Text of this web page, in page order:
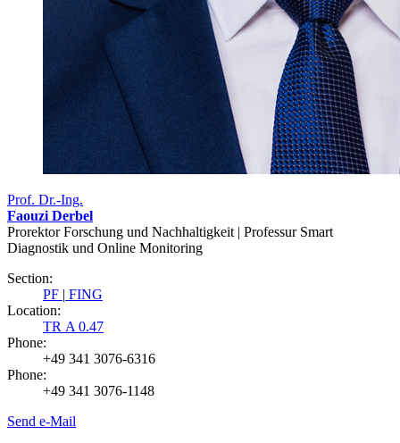
Prof. Dr.-Ing.
Faouzi Derbel
Prorektor Forschung und Nachhaltigkeit | Professur Smart
Diagnostik und Online Monitoring
Section:
PF | FING
Location:
TR A 0.47
Phone:
+49 341 3076-6316
Phone:
+49 341 3076-1148
Send e-Mail